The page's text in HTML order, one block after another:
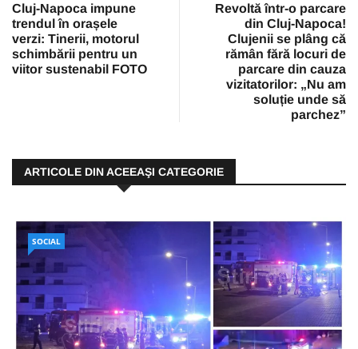
Cluj-Napoca impune
trendul în orașele
verzi: Tinerii, motorul
schimbării pentru un
viitor sustenabil FOTO
Revoltă într-o parcare
din Cluj-Napoca!
Clujenii se plâng că
rămân fără locuri de
parcare din cauza
vizitatorilor: „Nu am
soluție unde să
parchez”
ARTICOLE DIN ACEEAŞI CATEGORIE
SOCIAL